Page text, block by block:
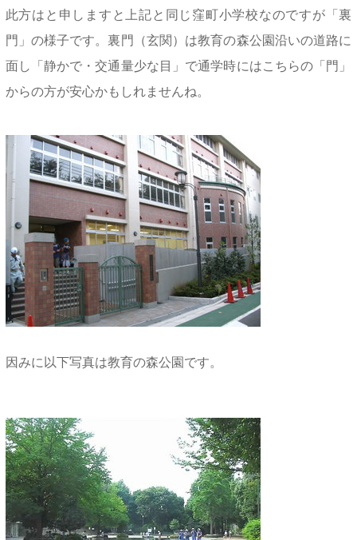
此方はと申しますと上記と同じ窪町小学校なのですが「裏
門」の様子です。裏門（玄関）は教育の森公園沿いの道路に
面し「静かで・交通量少な目」で通学時にはこちらの「門」
からの方が安心かもしれませんね。
因みに以下写真は教育の森公園です。